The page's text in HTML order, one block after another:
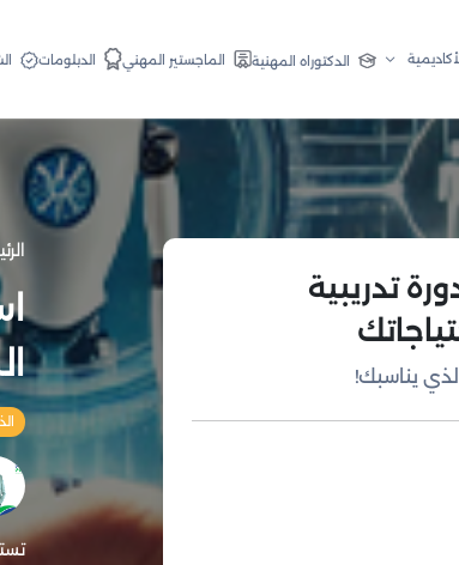
الدكتوراه المهنية الماجستير المهني الدبلومات
تدريبية
يناسبك!